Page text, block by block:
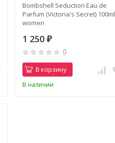
Bombshell Seduction Eau de
Parfum (Victoria's Secret) 100ml
women
1 250₽
0
В корзину
В наличии